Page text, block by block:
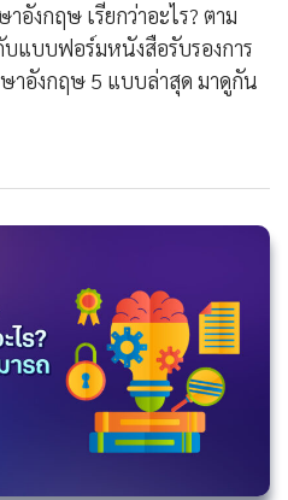
อังกฤษ เรียกว่าอะไร? ตาม
บแบบฟอร์มหนังสือรับรองการ
าอังกฤษ 5 แบบล่าสุด มาดูกัน